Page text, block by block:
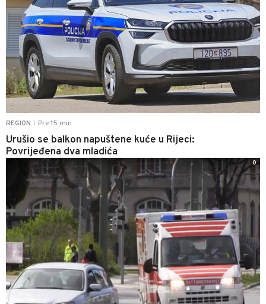
REGION Pre 15 min
Urušio se balkon napuštene kuće u Rijeci:
Povrijeđena dva mladića
0